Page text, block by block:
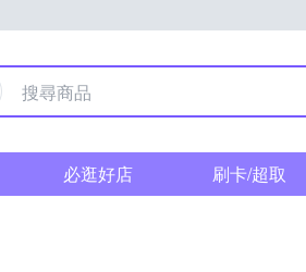
必逛好店 刷卡/超取